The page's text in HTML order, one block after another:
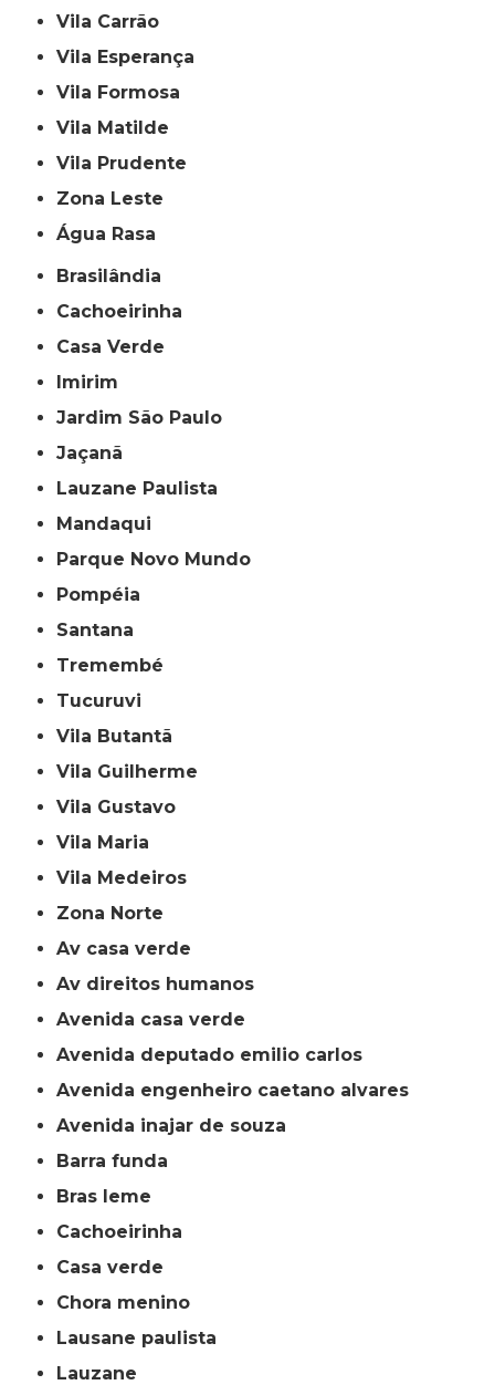
Vila Carrão
Vila Esperança
Vila Formosa
Vila Matilde
Vila Prudente
Zona Leste
Água Rasa
Brasilândia
Cachoeirinha
Casa Verde
Imirim
Jardim São Paulo
Jaçanã
Lauzane Paulista
Mandaqui
Parque Novo Mundo
Pompéia
Santana
Tremembé
Tucuruvi
Vila Butantã
Vila Guilherme
Vila Gustavo
Vila Maria
Vila Medeiros
Zona Norte
av casa verde
av direitos humanos
avenida casa verde
avenida deputado emilio carlos
avenida engenheiro caetano alvares
avenida inajar de souza
barra funda
bras leme
cachoeirinha
casa verde
chora menino
lausane paulista
lauzane